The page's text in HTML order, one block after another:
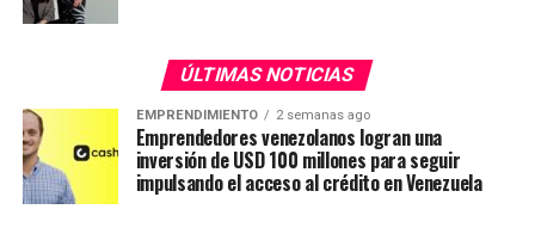
ÚLTIMAS NOTICIAS
EMPRENDIMIENTO 2 semanas ago
Emprendedores venezolanos logran una
inversión de USD 100 millones para seguir
impulsando el acceso al crédito en Venezuela